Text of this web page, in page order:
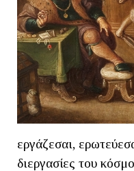
εργάζεσαι,
διεργασίες του